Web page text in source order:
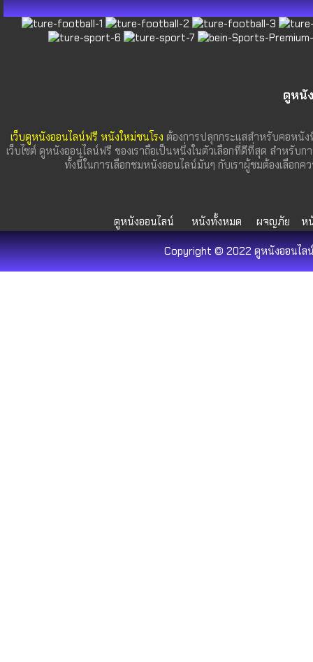
ดูหนั
เว็บดูหนังออนไลน์ฟรี หนังใหม่ชนโรง ต้องการปลุกกระแสสำหรับคอหนั
เว็บไซต์ ดูหนังออนไลน์ฟรี ของเราถือเป็นหนึ่งในตัวเลือกที่ดีที่สุด สำหรับ
ทั้งนี้ในการเลือกชมหนังออนไลน์มันๆ กับเราผู้ชมต้องเลือก
ดูหนังออนไลน์ หนังทั้งหมด ผจญภัย ห
Copyright © 2022 ดูหนังออนไล